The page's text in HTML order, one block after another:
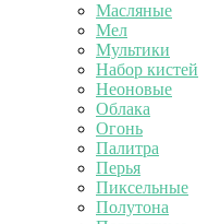
Масляные
Мел
Мультики
Набор кистей
Неоновые
Облака
Огонь
Палитра
Перья
Пиксельные
Полутона